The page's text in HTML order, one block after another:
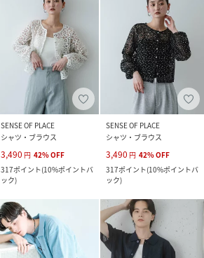
SENSE OF PLACE
シャツ・ブラウス
3,490 円 42%OFF
317ポイント(10%ポイントバ
ック)
SENSE OF PLACE
シャツ・ブラウス
3,490 円 42%OFF
317ポイント(10%ポイントバ
ック)